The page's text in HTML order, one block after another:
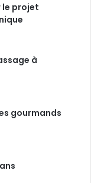
le projet
à
gourmands